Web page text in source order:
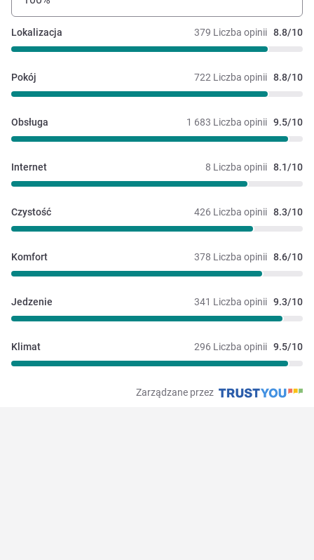
379 Liczba opinii 8.8/10
Lokalizacja
722 Liczba opinii 8.8/10
Pokój
1 683 Liczba opinii 9.5/10
Obsługa
8 Liczba opinii 8.1/10
Internet
426 Liczba opinii 8.3/10
Czystość
378 Liczba opinii 8.6/10
Komfort
341 Liczba opinii 9.3/10
Jedzenie
296 Liczba opinii 9.5/10
Klimat
Zarządzane przez